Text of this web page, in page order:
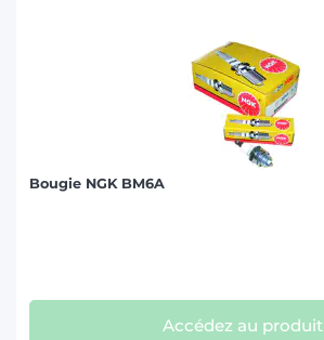
Bougie NGK BM6A
Accédez au produit